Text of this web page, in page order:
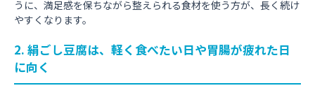
うに、満足感を保ちながら整えられる食材を使う方が、長く続け
やすくなります。
2. 絹ごし豆腐は、軽く食べたい日や胃腸が疲れた日
に向く